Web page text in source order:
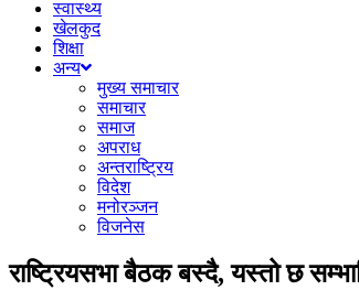
स्वास्थ्य
खेलकुद
शिक्षा
अन्य
मुख्य समाचार
समाचार
समाज
अपराध
अन्तराष्ट्रिय
विदेश
मनोरञ्जन
विजनेस
राष्ट्रियसभा बैठक बस्दै, यस्तो छ